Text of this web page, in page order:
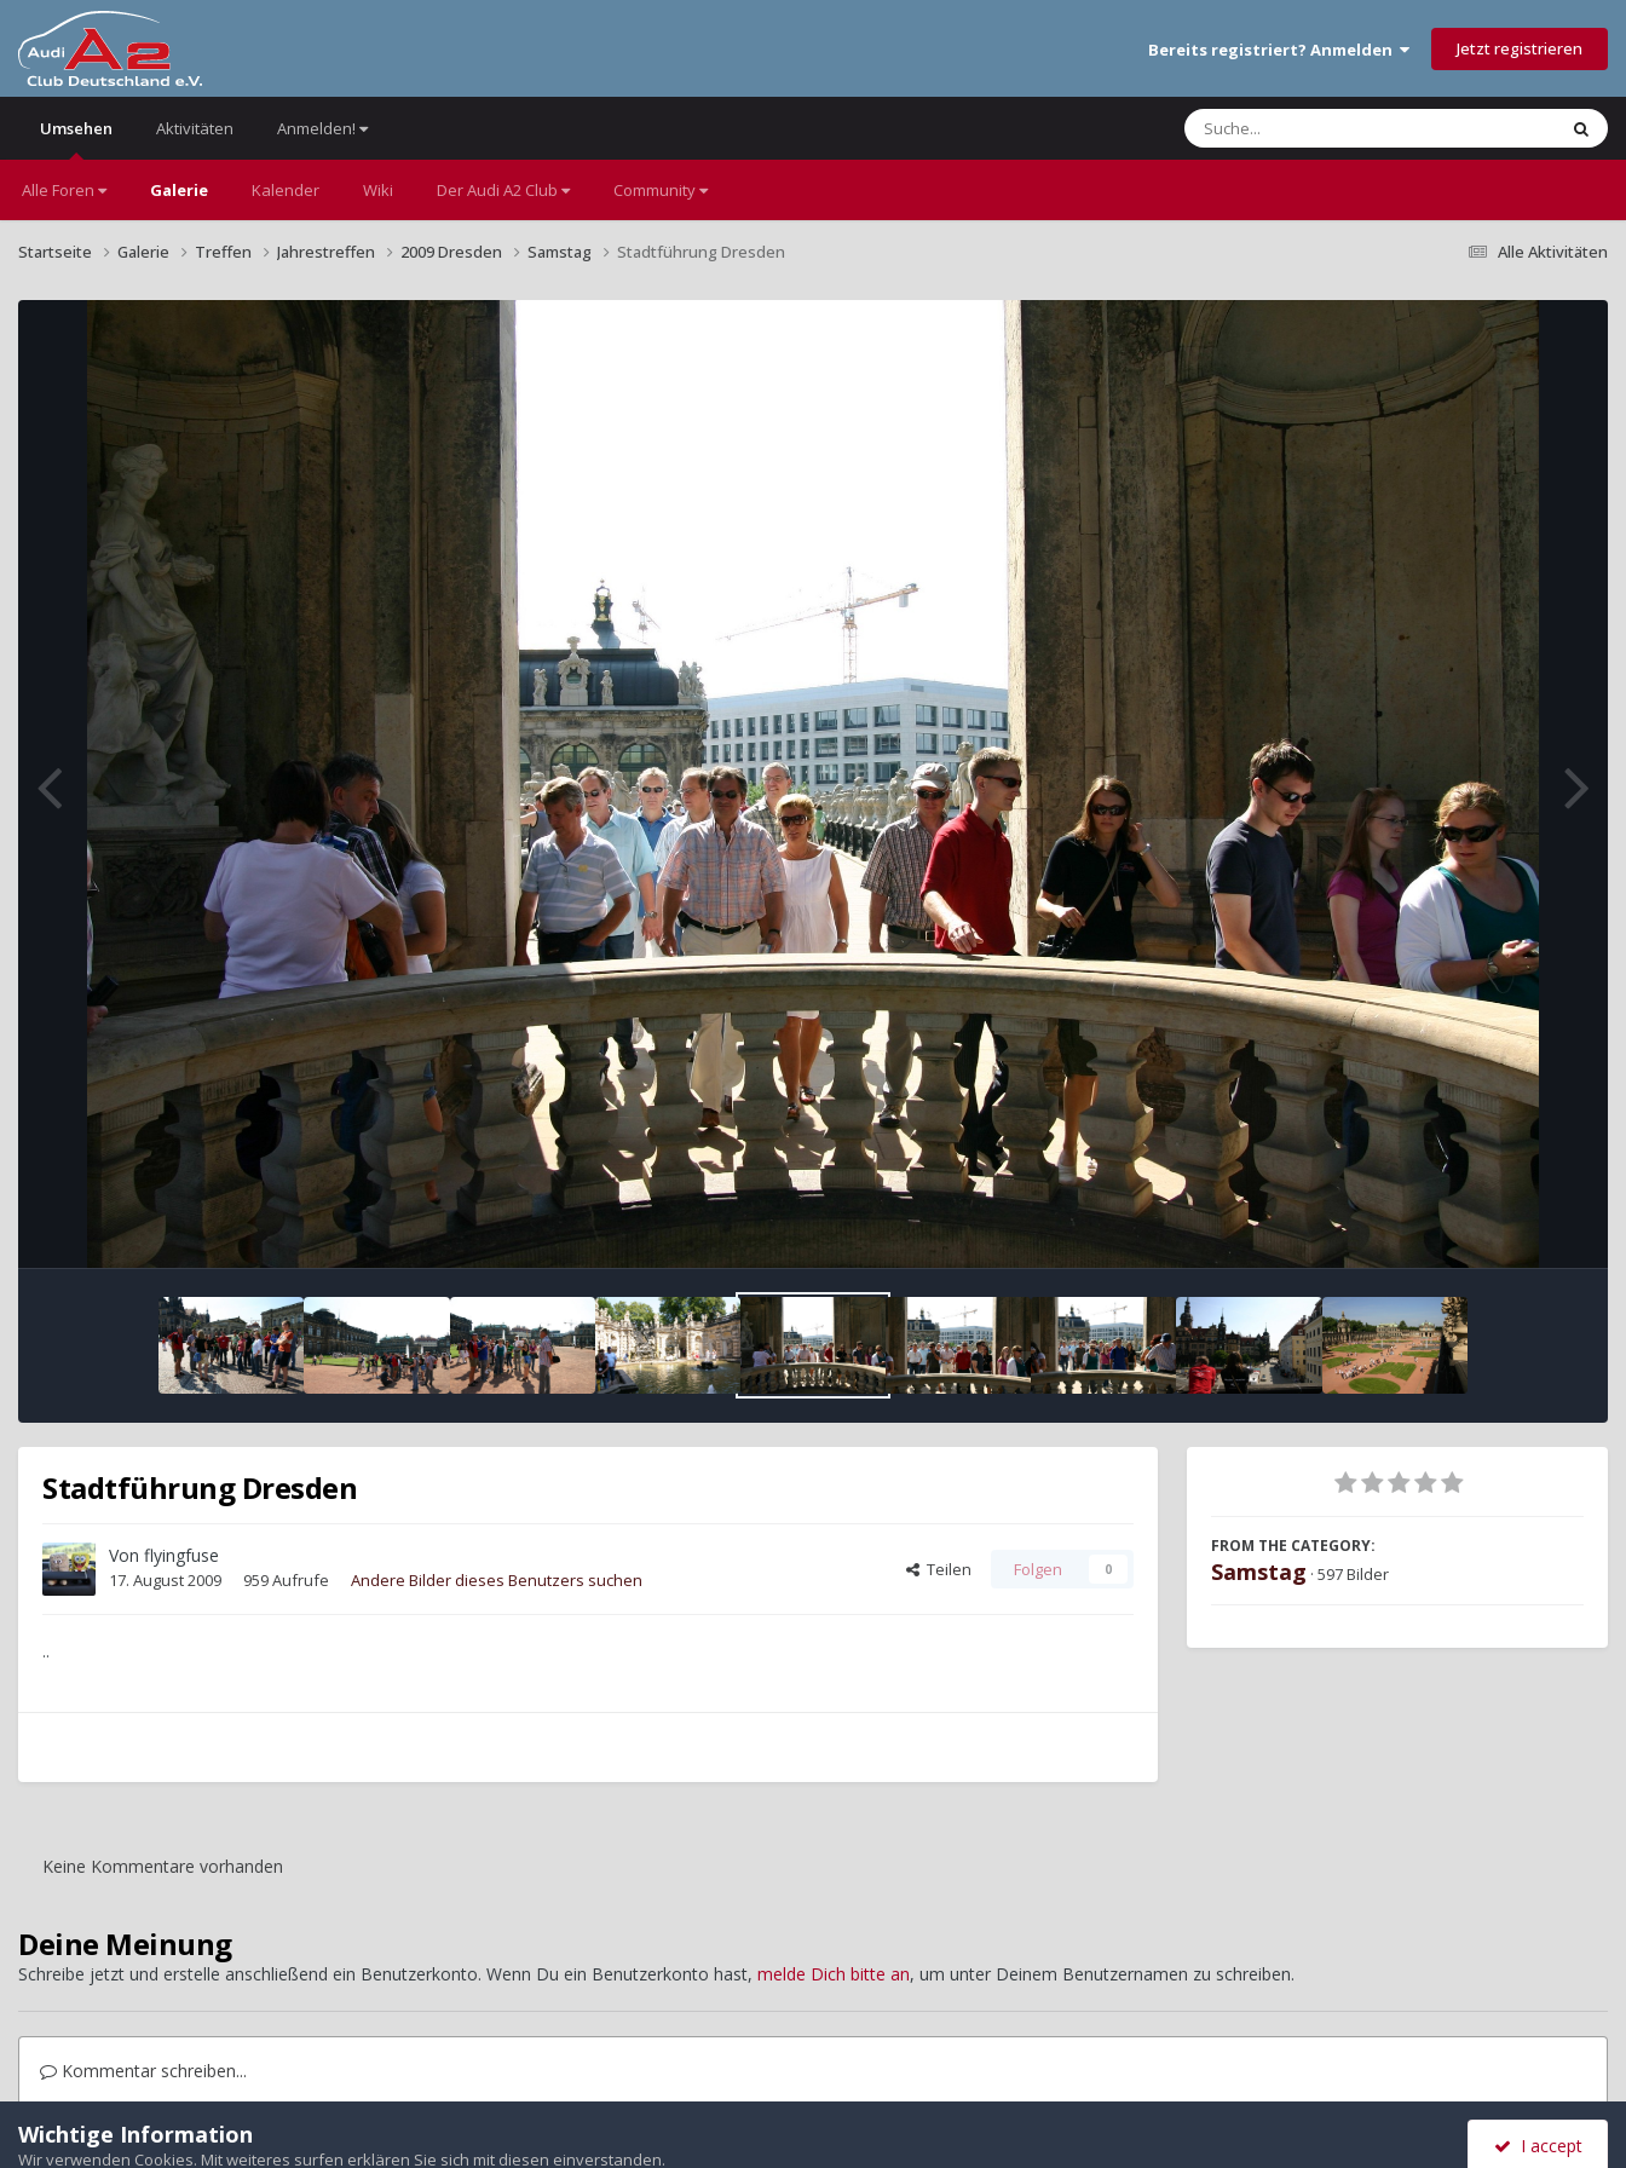
Bereits registriert? Anmelden Jetzt registrieren
Umsehen
Alle Foren Galerie Kalender Wiki Der Audi A2 Club Community
Aktivitäten Anmelden!
Alle Aktivitäten
Startseite Galerie Treffen Jahrestreffen 2009 Dresden Samstag Stadtführung Dresden
Stadtführung Dresden
Von flyingfuse
17. August 2009 959 Aufrufe Andere Bilder dieses Benutzers suchen
Teilen Folgen 0
..
FROM THE CATEGORY:
Samstag · 597 Bilder
Keine Kommentare vorhanden
Deine Meinung
Schreibe jetzt und erstelle anschließend ein Benutzerkonto. Wenn Du ein Benutzerkonto hast, melde Dich bitte an, um unter Deinem Benutzernamen zu schreiben.
Kommentar schreiben...
Alle Aktivitäten
Startseite Galerie Treffen Jahrestreffen 2009 Dresden Samstag Stadtführung Dresden
Wichtige Information
Wir verwenden Cookies. Mit weiteres surfen erklären Sie sich mit diesen einverstanden.
I accept